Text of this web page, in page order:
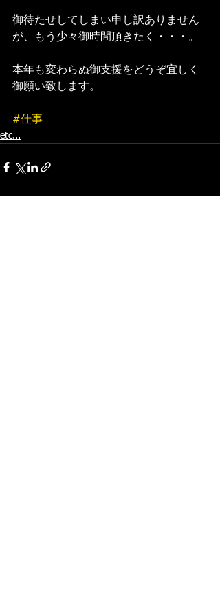
御待たせしてしまい申し訳ありません
が、もう少々御時間頂きたく・・・。
本年も変わらぬ御支援をどうぞ宜しく
御願い致します。
#仕事
etc...